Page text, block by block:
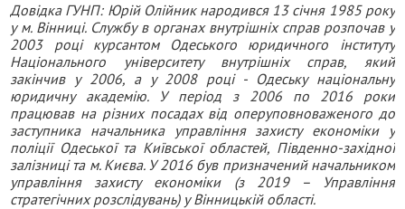
Довідка ГУНП: Юрій Олійник народився 13 січня 1985 року
у м. Вінниці. Службу в органах внутрішніх справ розпочав у
2003 році курсантом Одеського юридичного інституту
Національного університету внутрішніх справ, який
закінчив у 2006, а у 2008 році - Одеську національну
юридичну академію. У період з 2006 по 2016 роки
працював на різних посадах від оперуповноваженого до
заступника начальника управління захисту економіки у
поліції Одеської та Київської областей, Південно-західної
залізниці та м. Києва. У 2016 був призначений начальником
управління захисту економіки (з 2019 – Управління
стратегічних розслідувань) у Вінницькій області.